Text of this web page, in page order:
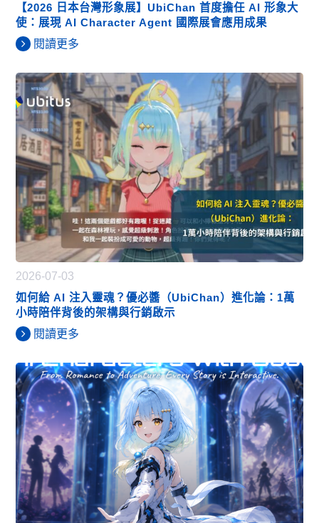
【2026 日本台灣形象展】UbiChan 首度擔任 AI 形象大
使：展現 AI Character Agent 國際展會應用成果
閱讀更多
2026-07-03
如何給 AI 注入靈魂？優必醬（UbiChan）進化論：1萬
小時陪伴背後的架構與行銷啟示
閱讀更多